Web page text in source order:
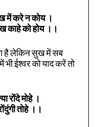
में करे न कोय ।
काहे को होय ।।
है लेकिन सुख में सब
ईश्वर को याद करें तो
रोंदे मोहे ।
तोहे ।।